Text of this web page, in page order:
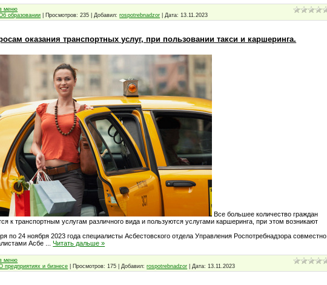
меню
образовании | Просмотров: 235 | Добавил:rospotrebnadzor | Дата:13.11.2023
оказания транспортных услуг, при пользовании такси и каршеринга.
Все большее количество граждан
к транспортным услугам различного вида и пользуются услугами каршеринга, при этом возникают
по 24 ноября 2023 года специалисты Асбестовского отдела Управления Роспотребнадзора совместно
Асбе
...Читать дальше »
меню
предприятиях и бизнесе | Просмотров: 175 | Добавил:rospotrebnadzor | Дата:13.11.2023